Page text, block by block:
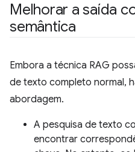
Melhorar a saída
semântica
Embora a técnica RAG
de texto completo normal,
abordagem.
A pesquisa de texto
encontrar